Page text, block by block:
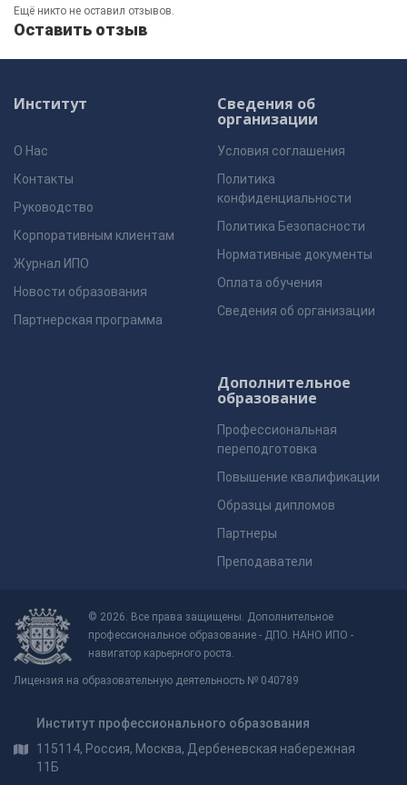
Ещё никто не оставил отзывов.
Оставить отзыв
Институт
О Нас
Контакты
Руководство
Корпоративным клиентам
Журнал ИПО
Новости образования
Партнерская программа
Сведения об
организации
Условия соглашения
Политика
конфиденциальности
Политика Безопасности
Нормативные документы
Оплата обучения
Сведения об организации
Дополнительное
образование
Профессиональная
переподготовка
Повышение квалификации
Образцы дипломов
Партнеры
Преподаватели
© 2026. Все права защищены. Дополнительное
профессиональное образование - ДПО. НАНО ИПО -
навигатор карьерного роста.
Лицензия на образовательную деятельность № 040789
Институт профессионального образования
115114, Россия, Москва, Дербеневская набережная
11Б